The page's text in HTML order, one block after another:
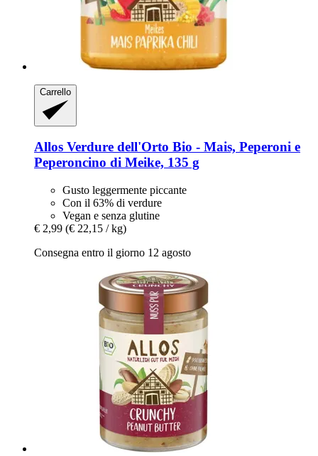
Carrello
Allos Verdure dell'Orto Bio -​ Mais, Peperoni e
Peperoncino di Meike, 135 g
Gusto leggermente piccante
Con il 63% di verdure
Vegan e senza glutine
€ 2,99 (€ 22,15 / kg)
Consegna entro il giorno 12 agosto